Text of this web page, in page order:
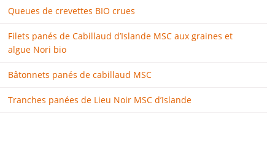
Queues de crevettes BIO crues
Filets panés de Cabillaud d’Islande MSC aux graines et
algue Nori bio
Bâtonnets panés de cabillaud MSC
Tranches panées de Lieu Noir MSC d’Islande